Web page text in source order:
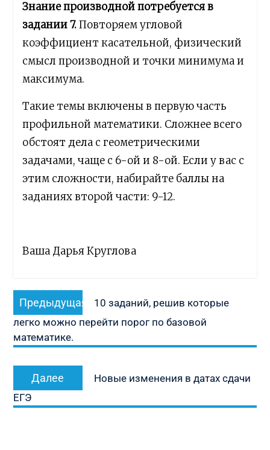
Знание производной потребуется в
задании 7.Повторяем угловой
коэффициент касательной, физический
смысл производной и точки минимума и
максимума.
Такие темы включены в первую часть
профильной математики. Сложнее всего
обстоят дела с геометрическими
задачами, чаще с 6-ой и 8-ой. Если у вас с
этим сложности, набирайте баллы на
заданиях второй части: 9-12.
Ваша Дарья Круглова
Навигация
по
записям
Предыдущая
запись:
10 заданий, решив которые
легко можно перейти порог по базовой
математике.
Далее
запись:
Новые изменения в датах сдачи
ЕГЭ